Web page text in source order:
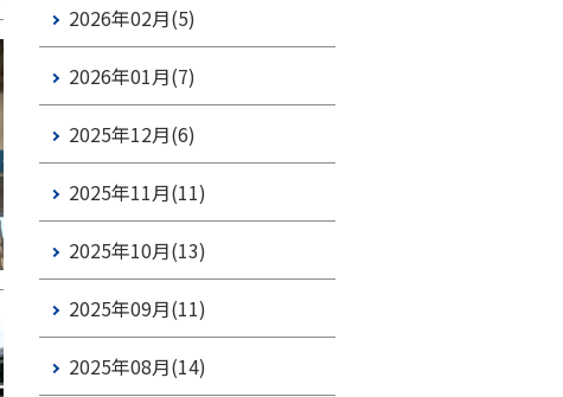
2026年02月(5)
2026年01月(7)
2025年12月(6)
2025年11月(11)
2025年10月(13)
2025年09月(11)
2025年08月(14)